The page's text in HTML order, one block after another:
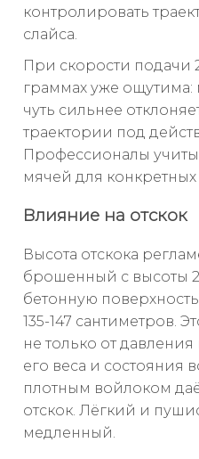
контролировать
слайса.
При скорости подачи
граммах уже
чуть сильнее
траектории под
Профессионалы
мячей для
Влияние на отскок
Высота отскока
брошенный с высоты
бетонную
135-147 сантиметров.
не только от
его веса и состояния
плотным войлоком
отскок. Лёгкий и
медленный.